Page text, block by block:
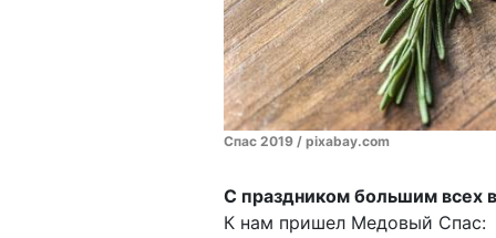
Спас 2019 / pixabay.com
С праздником большим всех
К нам пришел Медовый Спас: